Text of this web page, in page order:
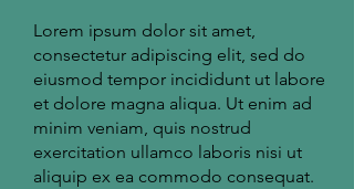
Lorem ipsum dolor sit amet,
consectetur adipiscing elit, sed do
eiusmod tempor incididunt ut labore
et dolore magna aliqua. Ut enim ad
minim veniam, quis nostrud
exercitation ullamco laboris nisi ut
aliquip ex ea commodo consequat.